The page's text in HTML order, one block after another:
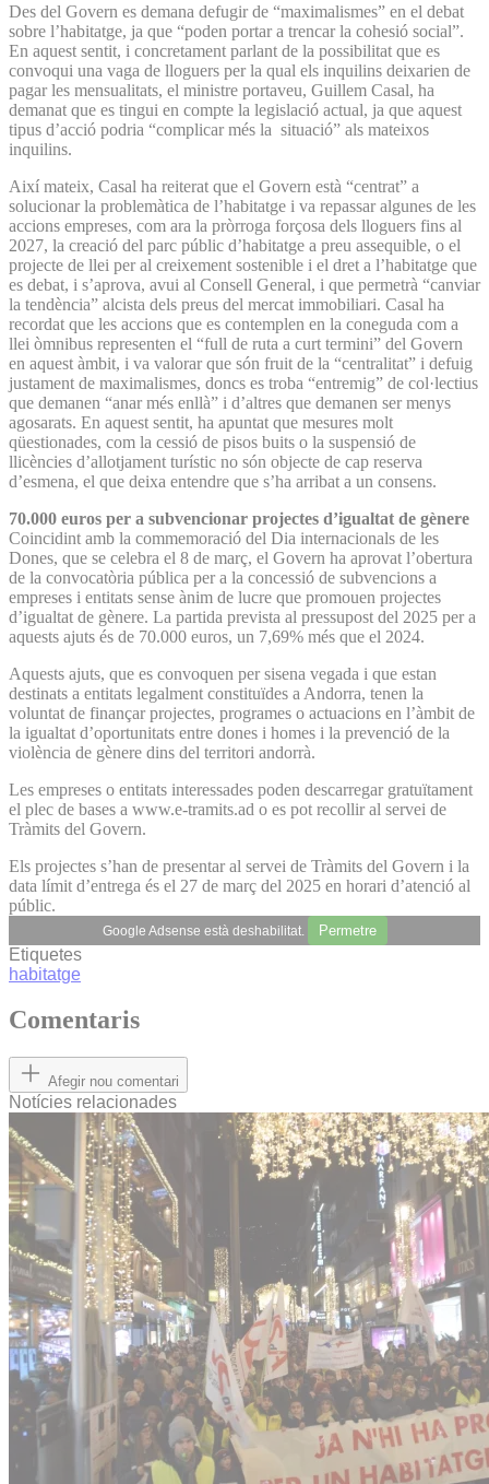
Des del Govern es demana defugir de “maximalismes” en el debat
sobre l’habitatge, ja que “poden portar a trencar la cohesió social”.
En aquest sentit, i concretament parlant de la possibilitat que es
convoqui una vaga de lloguers per la qual els inquilins deixarien de
pagar les mensualitats, el ministre portaveu, Guillem Casal, ha
demanat que es tingui en compte la legislació actual, ja que aquest
tipus d’acció podria “complicar més la situació” als mateixos
inquilins.
Així mateix, Casal ha reiterat que el Govern està “centrat” a
solucionar la problemàtica de l’habitatge i va repassar algunes de les
accions empreses, com ara la pròrroga forçosa dels lloguers fins al
2027, la creació del parc públic d’habitatge a preu assequible, o el
projecte de llei per al creixement sostenible i el dret a l’habitatge que
es debat, i s’aprova, avui al Consell General, i que permetrà “canviar
la tendència” alcista dels preus del mercat immobiliari. Casal ha
recordat que les accions que es contemplen en la coneguda com a
llei òmnibus representen el “full de ruta a curt termini” del Govern
en aquest àmbit, i va valorar que són fruit de la “centralitat” i defuig
justament de maximalismes, doncs es troba “entremig” de col·lectius
que demanen “anar més enllà” i d’altres que demanen ser menys
agosarats. En aquest sentit, ha apuntat que mesures molt
qüestionades, com la cessió de pisos buits o la suspensió de
llicències d’allotjament turístic no són objecte de cap reserva
d’esmena, el que deixa entendre que s’ha arribat a un consens.
70.000 euros per a subvencionar projectes d’igualtat de gènere
Coincidint amb la commemoració del Dia internacionals de les
Dones, que se celebra el 8 de març, el Govern ha aprovat l’obertura
de la convocatòria pública per a la concessió de subvencions a
empreses i entitats sense ànim de lucre que promouen projectes
d’igualtat de gènere. La partida prevista al pressupost del 2025 per a
aquests ajuts és de 70.000 euros, un 7,69% més que el 2024.
Aquests ajuts, que es convoquen per sisena vegada i que estan
destinats a entitats legalment constituïdes a Andorra, tenen la
voluntat de finançar projectes, programes o actuacions en l’àmbit de
la igualtat d’oportunitats entre dones i homes i la prevenció de la
violència de gènere dins del territori andorrà.
Les empreses o entitats interessades poden descarregar gratuïtament
el plec de bases a www.e-tramits.ad o es pot recollir al servei de
Tràmits del Govern.
Els projectes s’han de presentar al servei de Tràmits del Govern i la
data límit d’entrega és el 27 de març del 2025 en horari d’atenció al
públic.
Google Adsense està deshabilitat. Permetre
Etiquetes
habitatge
Comentaris
Afegir nou comentari
Notícies relacionades